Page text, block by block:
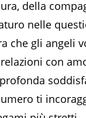
della
nelle
che gli angeli
con
ti